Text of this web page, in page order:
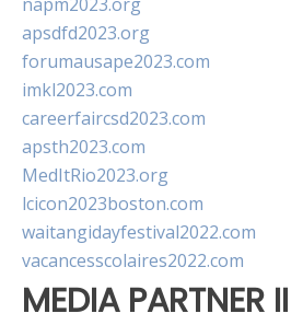
apsdfd2023.org
forumausape2023.com
imkl2023.com
careerfaircsd2023.com
apsth2023.com
MedItRio2023.org
lcicon2023boston.com
waitangidayfestival2022.com
vacancesscolaires2022.com
MEDIA PARTNER II